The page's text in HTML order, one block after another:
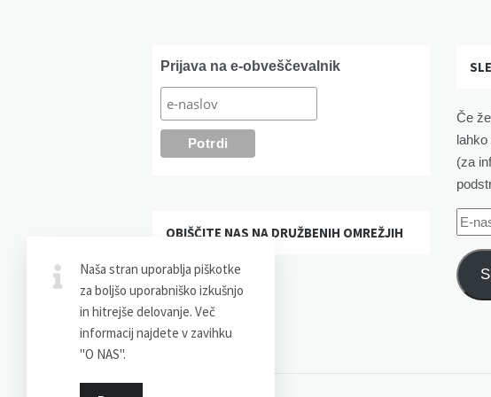
Widgets
Prijava na e-obveščevalnik
OBIŠČITE NAS NA DRUŽBENIH OMREŽJIH
FacebookInstagram
Če
(za
E-
Naša stran uporablja piškotke
za boljšo uporabniško izkušnjo
in hitrejše delovanje. Več
informacij najdete v zavihku
"O NAS".